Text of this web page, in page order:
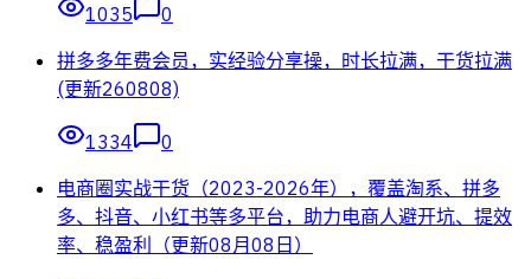
1035
0
拼多多年费会员，实经验分享操，时长拉满，干货拉满
(更新260808)
1334
0
电商圈实战干货（2023-2026年），覆盖淘系、拼多
多、抖音、小红书等多平台，助力电商人避开坑、提效
率、稳盈利（更新08月08日）